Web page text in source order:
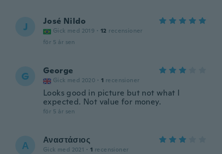
J José Nildo
Gick med 2019 · 12 recensioner
för 5 år sen
G George
Gick med 2020 · 1 recensioner
Looks good in picture but not what I
expected. Not value for money.
för 5 år sen
Α Αναστάσιος
Gick med 2021 · 1 recensioner